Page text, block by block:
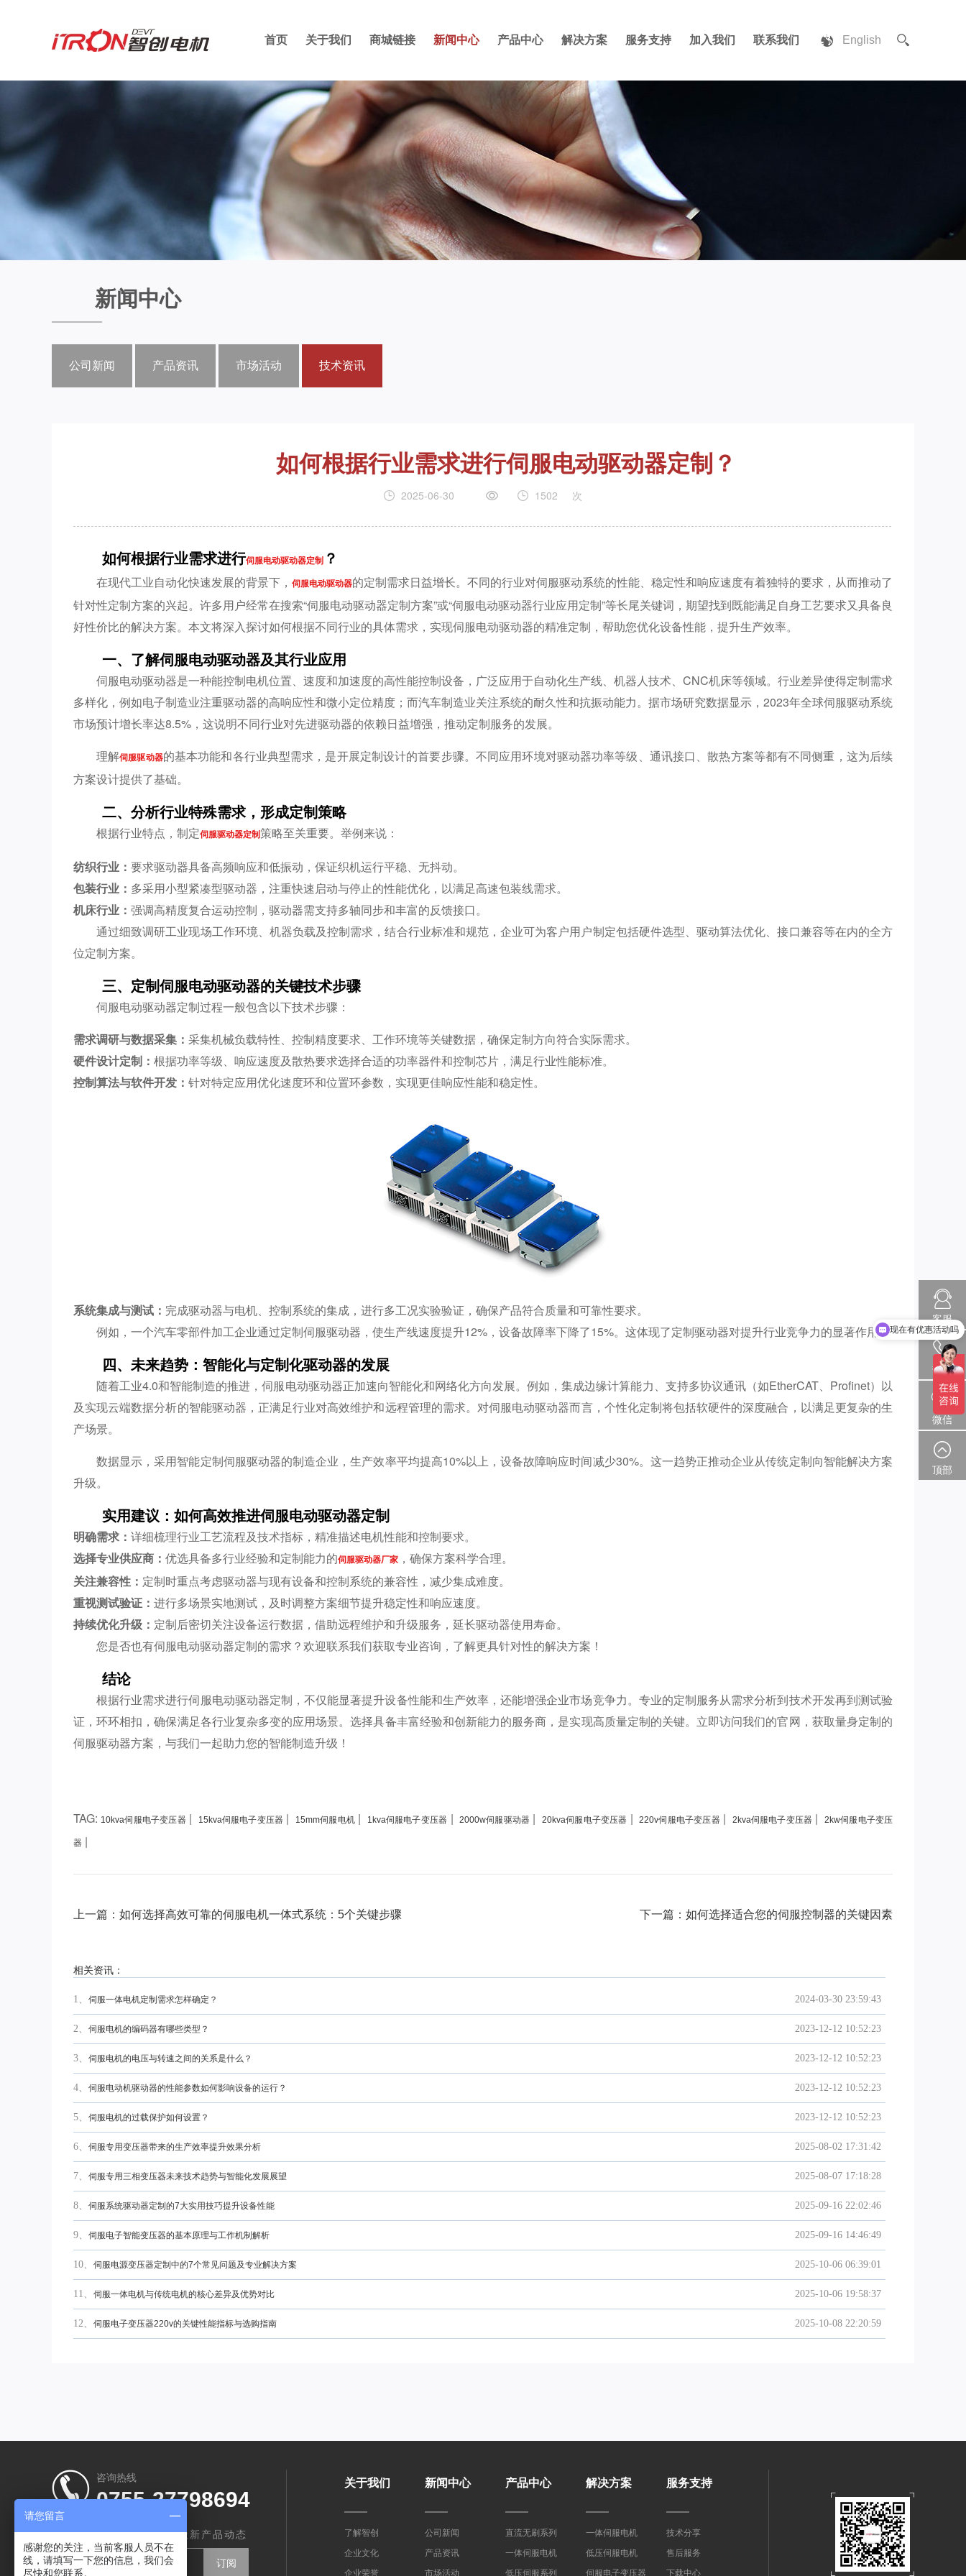
首页 关于我们 商城链接 新闻中心 产品中心 解决方案 服务支持 加入我们 联系我们 English
新闻中心
公司新闻 产品资讯 市场活动 技术资讯
如何根据行业需求进行伺服电动驱动器定制？
2025-06-30 1502 次
如何根据行业需求进行伺服电动驱动器定制 ？
在现代工业自动化快速发展的背景下， 伺服电动驱动器的定制需求日益增长。不同的行业对伺服驱动系统的性能、稳定性和响应速度有着独特的要求，从而推动了
针对性定制方案的兴起。许多用户经常在搜索“伺服电动驱动器定制方案”或“伺服电动驱动器行业应用定制”等长尾关键词，期望找到既能满足自身工艺要求又具备良
好性价比的解决方案。本文将深入探讨如何根据不同行业的具体需求，实现伺服电动驱动器的精准定制，帮助您优化设备性能，提升生产效率。
一、了解伺服电动驱动器及其行业应用
伺服电动驱动器是一种能控制电机位置、速度和加速度的高性能控制设备，广泛应用于自动化生产线、机器人技术、CNC机床等领域。行业差异使得定制需求
多样化，例如电子制造业注重驱动器的高响应性和微小定位精度；而汽车制造业关注系统的耐久性和抗振动能力。据市场研究数据显示，2023年全球伺服驱动系统
市场预计增长率达8.5%，这说明不同行业对先进驱动器的依赖日益增强，推动定制服务的发展。
理解伺服驱动器的基本功能和各行业典型需求，是开展定制设计的首要步骤。不同应用环境对驱动器功率等级、通讯接口、散热方案等都有不同侧重，这为后续
方案设计提供了基础。
二、分析行业特殊需求，形成定制策略
根据行业特点，制定伺服驱动器定制策略至关重要。举例来说：
纺织行业： 要求驱动器具备高频响应和低振动，保证织机运行平稳、无抖动。
包装行业： 多采用小型紧凑型驱动器，注重快速启动与停止的性能优化，以满足高速包装线需求。
机床行业： 强调高精度复合运动控制，驱动器需支持多轴同步和丰富的反馈接口。
通过细致调研工业现场工作环境、机器负载及控制需求，结合行业标准和规范，企业可为客户用户制定包括硬件选型、驱动算法优化、接口兼容等在内的全方
位定制方案。
三、定制伺服电动驱动器的关键技术步骤
伺服电动驱动器定制过程一般包含以下技术步骤：
需求调研与数据采集： 采集机械负载特性、控制精度要求、工作环境等关键数据，确保定制方向符合实际需求。
硬件设计定制： 根据功率等级、响应速度及散热要求选择合适的功率器件和控制芯片，满足行业性能标准。
控制算法与软件开发： 针对特定应用优化速度环和位置环参数，实现更佳响应性能和稳定性。
系统集成与测试： 完成驱动器与电机、控制系统的集成，进行多工况实验验证，确保产品符合质量和可靠性要求。
例如，一个汽车零部件加工企业通过定制伺服驱动器，使生产线速度提升12%，设备故障率下降了15%。这体现了定制驱动器对提升行业竞争力的显著作用。
四、未来趋势：智能化与定制化驱动器的发展
随着工业4.0和智能制造的推进，伺服电动驱动器正加速向智能化和网络化方向发展。例如，集成边缘计算能力、支持多协议通讯（如EtherCAT、Profinet）以
及实现云端数据分析的智能驱动器，正满足行业对高效维护和远程管理的需求。对伺服电动驱动器而言，个性化定制将包括软硬件的深度融合，以满足更复杂的生
产场景。
数据显示，采用智能定制伺服驱动器的制造企业，生产效率平均提高10%以上，设备故障响应时间减少30%。这一趋势正推动企业从传统定制向智能解决方案
升级。
实用建议：如何高效推进伺服电动驱动器定制
明确需求： 详细梳理行业工艺流程及技术指标，精准描述电机性能和控制要求。
选择专业供应商： 优选具备多行业经验和定制能力的伺服驱动器厂家 ，确保方案科学合理。
关注兼容性： 定制时重点考虑驱动器与现有设备和控制系统的兼容性，减少集成难度。
重视测试验证： 进行多场景实地测试，及时调整方案细节提升稳定性和响应速度。
持续优化升级： 定制后密切关注设备运行数据，借助远程维护和升级服务，延长驱动器使用寿命。
您是否也有伺服电动驱动器定制的需求？欢迎联系我们获取专业咨询，了解更具针对性的解决方案！
结论
根据行业需求进行伺服电动驱动器定制，不仅能显著提升设备性能和生产效率，还能增强企业市场竞争力。专业的定制服务从需求分析到技术开发再到测试验
证，环环相扣，确保满足各行业复杂多变的应用场景。选择具备丰富经验和创新能力的服务商，是实现高质量定制的关键。立即访问我们的官网，获取量身定制的
伺服驱动器方案，与我们一起助力您的智能制造升级！
TAG: 10kva伺服电子变压器| 15kva伺服电子变压器 | 15mm伺服电机| 1kva伺服电子变压器 | 2000w伺服驱动器 | 20kva伺服电子变压器 |220v伺服电子变压器| 2kva伺服电子变压器 | 2kw伺服电子变压
器 |
上一篇：如何选择高效可靠的伺服电机一体式系统：5个关键步骤 下一篇：如何选择适合您的伺服控制器的关键因素
相关资讯：
2024-03-30 23:59:43
1、 伺服一体电机定制需求怎样确定？
2023-12-12 10:52:23
2、 伺服电机的编码器有哪些类型？
2023-12-12 10:52:23
3、 伺服电机的电压与转速之间的关系是什么？
2023-12-12 10:52:23
4、 伺服电动机驱动器的性能参数如何影响设备的运行？
2023-12-12 10:52:23
5、 伺服电机的过载保护如何设置？
2025-08-02 17:31:42
6、 伺服专用变压器带来的生产效率提升效果分析
2025-08-07 17:18:28
7、 伺服专用三相变压器未来技术趋势与智能化发展展望
2025-09-16 22:02:46
8、 伺服系统驱动器定制的7大实用技巧提升设备性能
2025-09-16 14:46:49
9、 伺服电子智能变压器的基本原理与工作机制解析
2025-10-06 06:39:01
10、 伺服电源变压器定制中的7个常见问题及专业解决方案
2025-10-06 19:58:37
11、 伺服一体电机与传统电机的核心差异及优势对比
2025-10-08 22:20:59
12、 伺服电子变压器220v的关键性能指标与选购指南
咨询热线
0755-27798694
订阅我们，实时了解智创最新产品动态
关于我们
了解智创
企业文化
企业荣誉
新闻中心
公司新闻
产品资讯
市场活动
产品中心
直流无刷系列
一体伺服电机
低压伺服系列
解决方案
一体伺服电机
低压伺服电机
伺服电子变压器
服务支持
技术分享
售后服务
下载中心
客服
热线
微信
顶部
可以介绍下你们的产品么
现在有优惠活动吗
请您留言
感谢您的关注，当前客服人员不在
线，请填写一下您的信息，我们会
尽快和您联系。